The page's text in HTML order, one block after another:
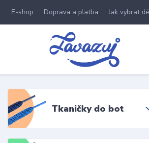
E-shop Doprava a platba Jak vybrat
Tkaničky do bot